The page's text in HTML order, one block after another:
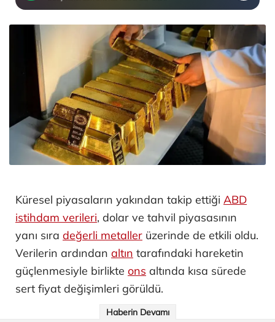
Küresel piyasaların yakından takip ettiği ABD
istihdam verileri, dolar ve tahvil piyasasının
yanı sıra değerli metaller üzerinde de etkili oldu.
Verilerin ardından altın tarafındaki hareketin
güçlenmesiyle birlikte ons altında kısa sürede
sert fiyat değişimleri görüldü.
Haberin Devamı